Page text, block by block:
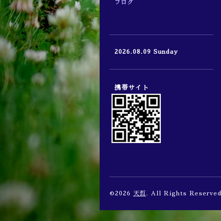
ブログ
2026.08.09 Sunday
携帯サイト
©2026 天哲. All Rights